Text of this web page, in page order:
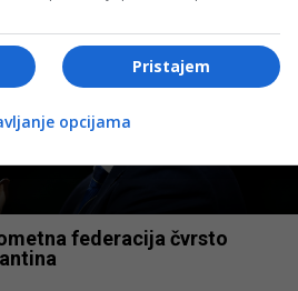
federacija čvrsto
Pristajem
opcijama